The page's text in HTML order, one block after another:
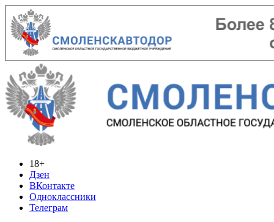
18+
Дзен
ВКонтакте
Одноклассники
Телеграм